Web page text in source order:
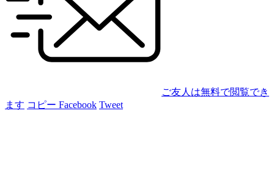
ご友人は無料で閲覧でき
ます コピー Facebook Tweet